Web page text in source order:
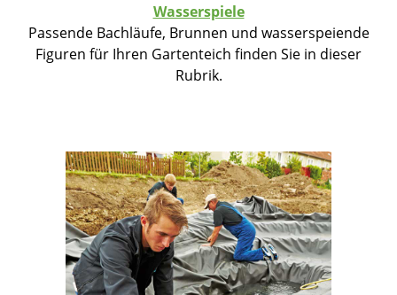
Wasserspiele
Passende Bachläufe, Brunnen und wasserspeiende
Figuren für Ihren Gartenteich finden Sie in dieser
Rubrik.